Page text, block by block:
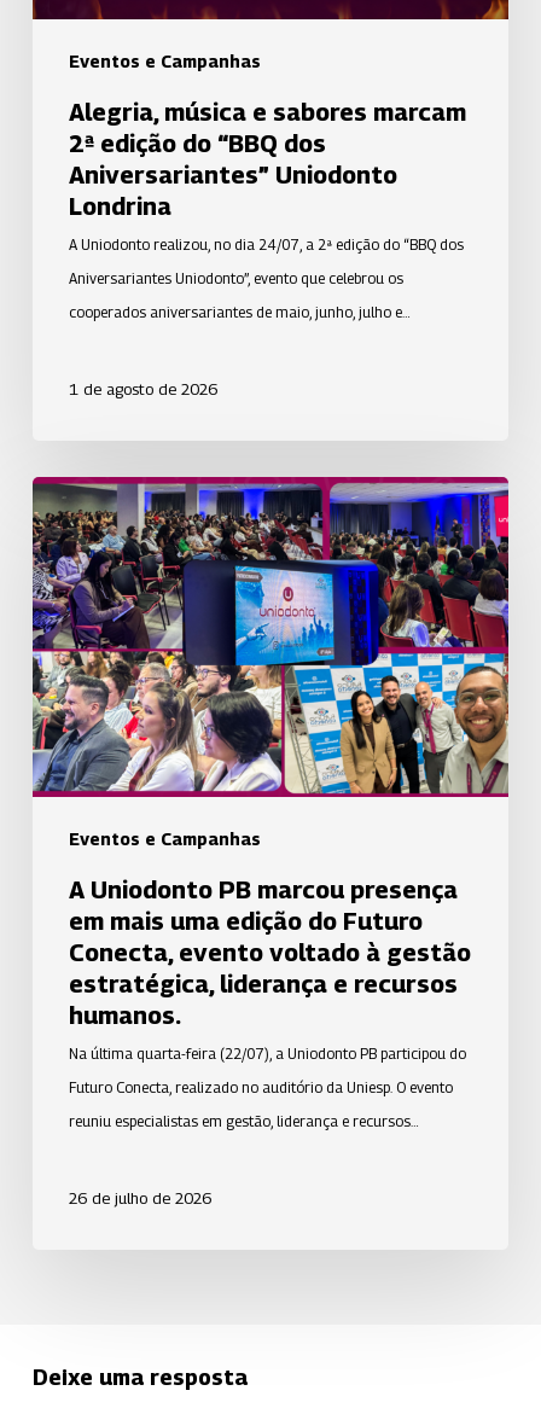
Eventos e Campanhas
dos
Aniversariantes”
Londrina
Alegria, música e sabores marcam
2ª edição do “BBQ dos
Aniversariantes” Uniodonto
Londrina
A Uniodonto realizou, no dia 24/07, a 2ª edição do “BBQ dos
Aniversariantes Uniodonto”, evento que celebrou os
cooperados aniversariantes de maio, junho, julho e…
1 de agosto de 2026
Eventos e Campanhas
A
Uniodonto
PB
marcou
presença
em
mais
uma
edição
do
Futuro
evento
voltado
gestão
liderança
recursos
A Uniodonto PB marcou presença
em mais uma edição do Futuro
Conecta, evento voltado à gestão
estratégica, liderança e recursos
humanos.
Na última quarta-feira (22/07), a Uniodonto PB participou do
Futuro Conecta, realizado no auditório da Uniesp. O evento
reuniu especialistas em gestão, liderança e recursos…
26 de julho de 2026
Deixe uma resposta